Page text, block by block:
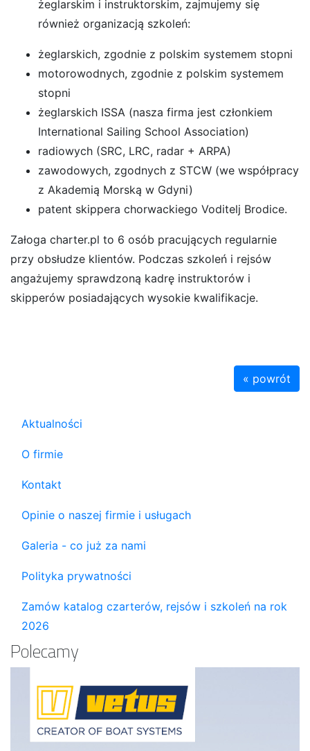
żeglarskim i instruktorskim, zajmujemy się
również organizacją szkoleń:
żeglarskich, zgodnie z polskim systemem stopni
motorowodnych, zgodnie z polskim systemem
stopni
żeglarskich ISSA (nasza firma jest członkiem
International Sailing School Association)
radiowych (SRC, LRC, radar + ARPA)
zawodowych, zgodnych z STCW (we współpracy
z Akademią Morską w Gdyni)
patent skippera chorwackiego Voditelj Brodice.
Załoga charter.pl to 6 osób pracujących regularnie
przy obsłudze klientów. Podczas szkoleń i rejsów
angażujemy sprawdzoną kadrę instruktorów i
skipperów posiadających wysokie kwalifikacje.
« powrót
Aktualności
O firmie
Kontakt
Opinie o naszej firmie i usługach
Galeria - co już za nami
Polityka prywatności
Zamów katalog czarterów, rejsów i szkoleń na rok
2026
Polecamy